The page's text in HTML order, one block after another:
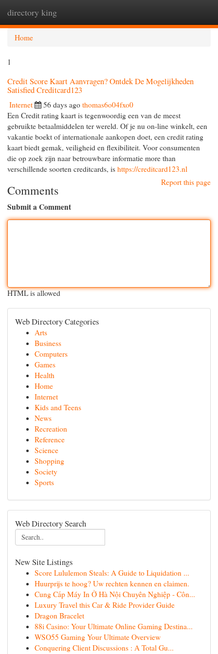
directory king
Home
1
Credit Score Kaart Aanvragen? Ontdek De Mogelijkheden
Satisfied Creditcard123
Internet 56 days ago thomas6o04fxo0
Een Credit rating kaart is tegenwoordig een van de meest
gebruikte betaalmiddelen ter wereld. Of je nu on-line winkelt, een
vakantie boekt of internationale aankopen doet, een credit rating
kaart biedt gemak, veiligheid en flexibiliteit. Voor consumenten
die op zoek zijn naar betrouwbare informatie more than
verschillende soorten creditcards, is https://creditcard123.nl
Report this page
Comments
Submit a Comment
HTML is allowed
Web Directory Categories
Arts
Business
Computers
Games
Health
Home
Internet
Kids and Teens
News
Recreation
Reference
Science
Shopping
Society
Sports
Web Directory Search
New Site Listings
Score Lululemon Steals: A Guide to Liquidation ...
Huurprijs te hoog? Uw rechten kennen en claimen.
Cung Cấp Máy In Ở Hà Nội Chuyên Nghiệp - Côn...
Luxury Travel this Car & Ride Provider Guide
Dragon Bracelet
88i Casino: Your Ultimate Online Gaming Destina...
WSO55 Gaming Your Ultimate Overview
Conquering Client Discussions : A Total Gu...